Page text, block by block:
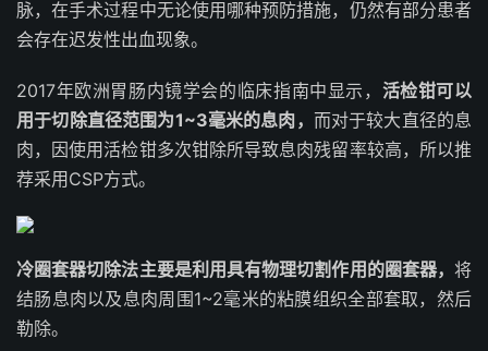
脉，在手术过程中无论使用哪种预防措施，仍然有部分患者
会存在迟发性出血现象。
2017年欧洲胃肠内镜学会的临床指南中显示， 活检钳可以
用于切除直径范围为1~3毫米的息肉， 而对于较大直径的息
肉，因使用活检钳多次钳除所导致息肉残留率较高，所以推
荐采用CSP方式。
冷圈套器切除法主要是利用具有物理切割作用的圈套器， 将
结肠息肉以及息肉周围1~2毫米的粘膜组织全部套取，然后
勒除。